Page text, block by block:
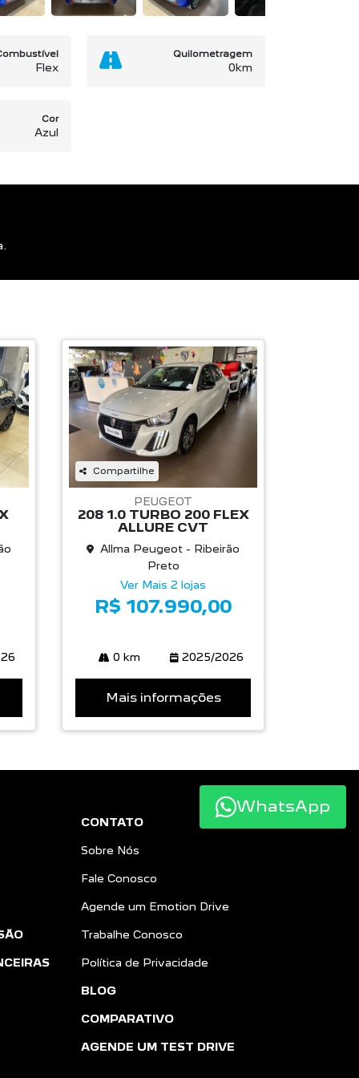
Flex
Quilometragem
0km
Cor
Azul
Compartilhe
PEUGEOT
208 1.0 TURBO 200 FLEX
ALLURE CVT
Allma Peugeot - Ribeirão
Preto
Ver Mais 2 lojas
R$ 107.990,00
0 km 2025/2026
Mais informações
CONTATO
Sobre Nós
Fale Conosco
Agende um Emotion Drive
Trabalhe Conosco
Política de Privacidade
BLOG
COMPARATIVO
AGENDE UM TEST DRIVE
WhatsApp